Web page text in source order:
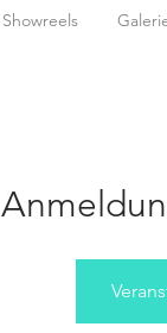
Showreels